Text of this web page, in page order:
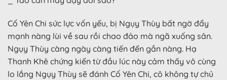
Cố Yên Chi sức lực vốn yếu, bị Ngụy Thùy bất ngờ đẩy
mạnh nàng lùi về sau rồi chao đảo mà ngã xuống sân.
Ngụy Thùy càng ngày càng tiến đến gần nàng. Hạ
Thanh Khê chứng kiến từ đầu lúc này cảm thấy vô cùng
lo lắng Ngụy Thùy sẽ đánh Cố Yên Chi, cô không tự chủ